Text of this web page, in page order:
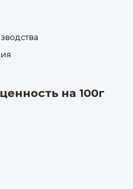
на 100г